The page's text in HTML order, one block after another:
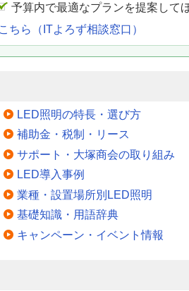
予算内で最適なプランを提案して
ちら（ITよろず相談窓口）
LED照明の特長・選び方
補助金・税制・リース
サポート・大塚商会の取り組み
LED導入事例
業種・設置場所別LED照明
基礎知識・用語辞典
キャンペーン・イベント情報